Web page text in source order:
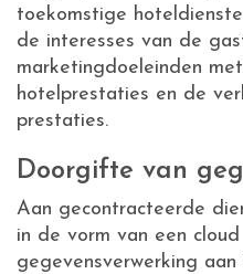
toekomstige
de interesses van de
marketingdoeleinden
hotelprestaties en de
prestaties.
Doorgifte van
Aan gecontracteerde
in de vorm van een
gegevensverwerking